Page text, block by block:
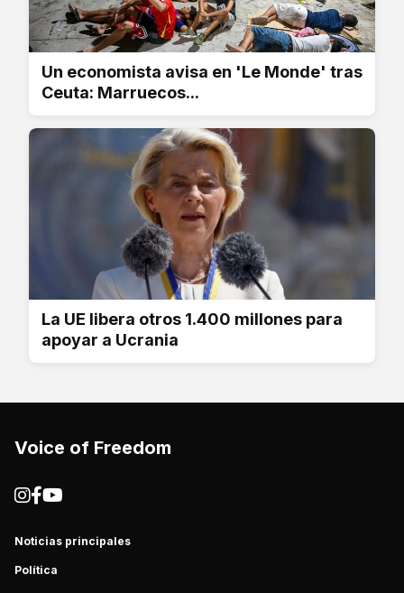
Un economista avisa en 'Le Monde' tras
Ceuta: Marruecos...
La UE libera otros 1.400 millones para
apoyar a Ucrania
Voice of Freedom
Noticias principales
Política